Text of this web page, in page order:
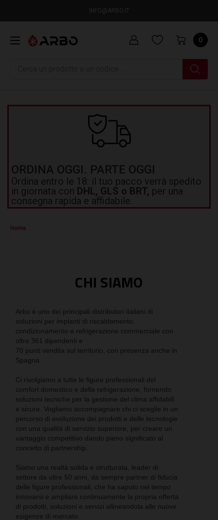
INFO@ARBO.IT
0
ORDINA OGGI. PARTE OGGI
Ordina entro le 18: il tuo pacco verrà spedito
in giornata con DHL, GLS o BRT, per una
consegna rapida e affidabile.
Home
CHI SIAMO
Arbo è uno dei principali distributori italiani di
soluzioni per impianti di riscaldamento,
condizionamento e refrigerazione commerciale con
oltre 361 dipendenti e
70 punti vendita sul territorio, con presenza anche in
Spagna.
Ci rivolgiamo a tutte le figure professionali del
comfort domestico e della refrigerazione, fornendo
soluzioni tecniche per la gestione del clima affidabili
e sicure. Vogliamo accompagnare chi ci sceglie in un
percorso di evoluzione dei prodotti e delle tecnologie
con una qualità di servizio superiore, per creare un
vantaggio competitivo dando pieno significato al
concetto di partnership.
Siamo una realtà solida e strutturata, leader di
settore da oltre 50 anni, da sempre partner di fiducia
delle figure professionali, che ha saputo nel tempo
innovarsi e ampliare continuamente la propria offerta
di prodotti, soluzioni e servizi allineandola alle nuove
esigenze di mercato.